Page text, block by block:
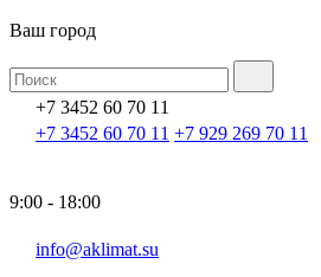
Ваш город
+7 3452 60 70 11
+7 3452 60 70 11 +7 929 269 70 11
9:00 - 18:00
info@aklimat.su